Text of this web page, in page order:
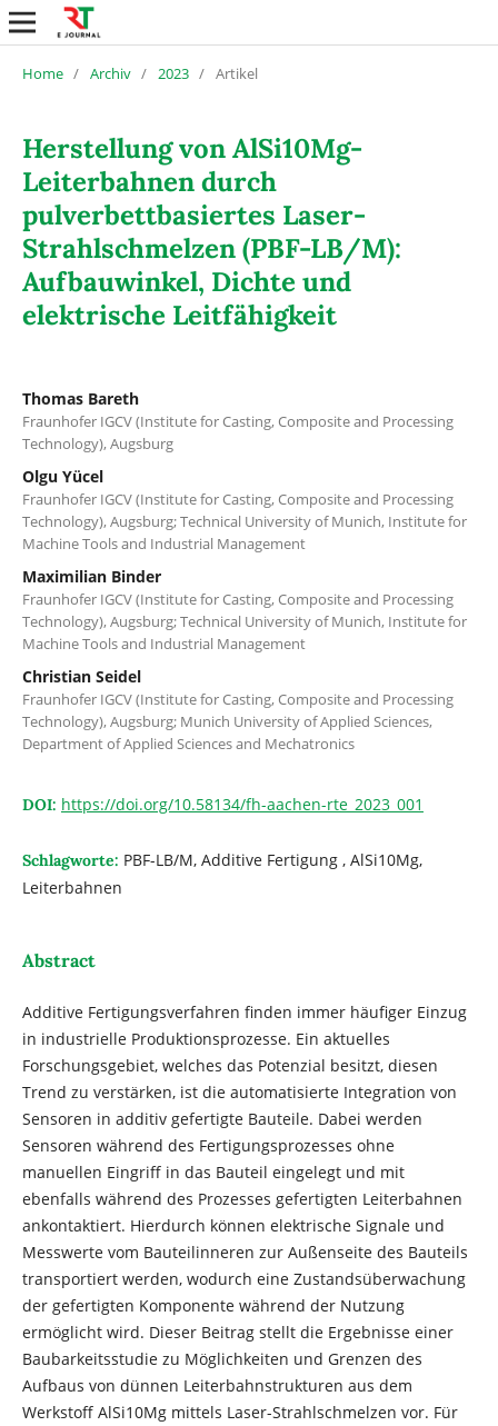
Home / Archiv / 2023 / Artikel
Herstellung von AlSi10Mg-
Leiterbahnen durch
pulverbettbasiertes Laser-
Strahlschmelzen (PBF-LB/M):
Aufbauwinkel, Dichte und
elektrische Leitfähigkeit
Thomas Bareth
Fraunhofer IGCV (Institute for Casting, Composite and Processing
Technology), Augsburg
Olgu Yücel
Fraunhofer IGCV (Institute for Casting, Composite and Processing
Technology), Augsburg; Technical University of Munich, Institute for
Machine Tools and Industrial Management
Maximilian Binder
Fraunhofer IGCV (Institute for Casting, Composite and Processing
Technology), Augsburg; Technical University of Munich, Institute for
Machine Tools and Industrial Management
Christian Seidel
Fraunhofer IGCV (Institute for Casting, Composite and Processing
Technology), Augsburg; Munich University of Applied Sciences,
Department of Applied Sciences and Mechatronics
DOI: https://doi.org/10.58134/fh-aachen-rte_2023_001
Schlagworte: PBF-LB/M, Additive Fertigung , AlSi10Mg,
Leiterbahnen
Abstract
Additive Fertigungsverfahren finden immer häufiger Einzug
in industrielle Produktionsprozesse. Ein aktuelles
Forschungsgebiet, welches das Potenzial besitzt, diesen
Trend zu verstärken, ist die automatisierte Integration von
Sensoren in additiv gefertigte Bauteile. Dabei werden
Sensoren während des Fertigungsprozesses ohne
manuellen Eingriff in das Bauteil eingelegt und mit
ebenfalls während des Prozesses gefertigten Leiterbahnen
ankontaktiert. Hierdurch können elektrische Signale und
Messwerte vom Bauteilinneren zur Außenseite des Bauteils
transportiert werden, wodurch eine Zustandsüberwachung
der gefertigten Komponente während der Nutzung
ermöglicht wird. Dieser Beitrag stellt die Ergebnisse einer
Baubarkeitsstudie zu Möglichkeiten und Grenzen des
Aufbaus von dünnen Leiterbahnstrukturen aus dem
Werkstoff AlSi10Mg mittels Laser-Strahlschmelzen vor. Für